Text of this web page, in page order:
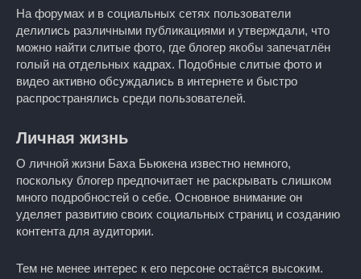
На форумах и в социальных сетях пользователи
делились различными публикациями и утверждали, что
можно найти слитые фото, где блогер якобы запечатлён
голый на отдельных кадрах. Подобные слитые фото и
видео активно обсуждались в интернете и быстро
распространялись среди пользователей.
Личная жизнь
О личной жизни Баха Бьюкена известно немного,
поскольку блогер предпочитает не раскрывать слишком
много подробностей о себе. Основное внимание он
уделяет развитию своих социальных страниц и созданию
контента для аудитории.
Тем не менее интерес к его персоне остаётся высоким.